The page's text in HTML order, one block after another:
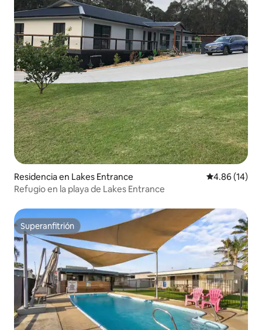
Residencia en Lakes Entrance Calificación
4.86 (14)
Refugio en la playa de Lakes Entrance
Superanfitrión
Superanfitrión